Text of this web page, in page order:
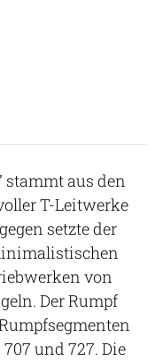
stammt aus den
T-Leitwerke
setzte der
von
Der Rumpf
und 727. Die